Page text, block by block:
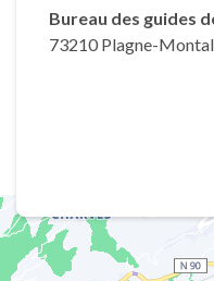
Bureau des guides
73210 Plagne-